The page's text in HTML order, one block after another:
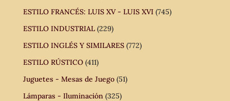
ESTILO FRANCÉS: LUIS XV - LUIS XVI (745)
ESTILO INDUSTRIAL (229)
ESTILO INGLÉS Y SIMILARES (772)
ESTILO RÚSTICO (411)
Juguetes - Mesas de Juego (51)
Lámparas - Iluminación (325)